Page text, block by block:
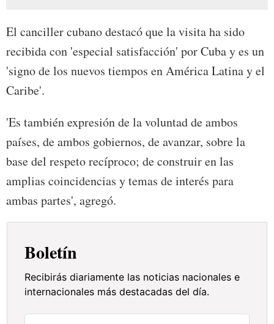
El canciller cubano destacó que la visita ha sido
recibida con 'especial satisfacción' por Cuba y es un
'signo de los nuevos tiempos en América Latina y el
Caribe'.
'Es también expresión de la voluntad de ambos
países, de ambos gobiernos, de avanzar, sobre la
base del respeto recíproco; de construir en las
amplias coincidencias y temas de interés para
ambas partes', agregó.
Boletín
Recibirás diariamente las noticias nacionales e
internacionales más destacadas del día.